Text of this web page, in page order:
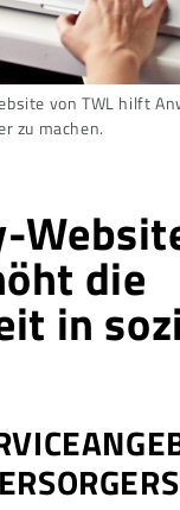
von TWL hilft
zu machen.
die
in